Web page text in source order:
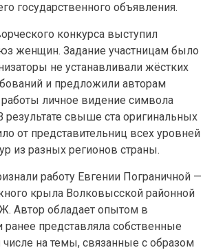
государственного объявления.
конкурса выступил
женщин. Задание участницам было
не устанавливали жёстких
и предложили авторам
личное видение символа
результате свыше ста оригинальных
от представительниц всех уровней
из разных регионов страны.
работу Евгении Пограничной —
крыла Волковысской районной
Автор обладает опытом в
ранее представляла собственные
на темы, связанные с образом